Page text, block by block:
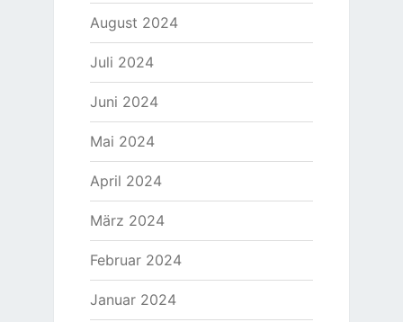
August 2024
Juli 2024
Juni 2024
Mai 2024
April 2024
März 2024
Februar 2024
Januar 2024